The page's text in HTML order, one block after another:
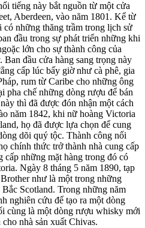
tiếng này bắt nguồn từ một cửa
Aberdeen, vào năm 1801. Kể từ
những thăng trầm trong lịch sử
đầu trong sự phát triển những khi
lớn cho sự thành công của
đầu cửa hàng sang trọng này
cấp lúc bấy giờ như cà phê, gia
rum từ Caribe cho những ông
pha chế những dòng rượu để bán
thì đã được đón nhận một cách
năm 1842, khi nữ hoàng Victoria
họ đã được lựa chọn để cung
dõi quý tộc. Thành công nối
chính thức trở thành nhà cung cấp
cấp những mặt hàng trong đó có
Ngày 8 tháng 5 năm 1890, tạp
như là một trong những
Scotland. Trong những năm
nghiên cứu để tạo ra một dòng
cùng là một dòng rượu whisky mới
nhà sản xuất Chivas.